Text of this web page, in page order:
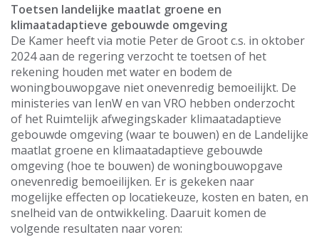
Toetsen landelijke maatlat groene en
klimaatadaptieve gebouwde omgeving
De Kamer heeft via motie Peter de Groot c.s. in oktober
2024 aan de regering verzocht te toetsen of het
rekening houden met water en bodem de
woningbouwopgave niet onevenredig bemoeilijkt. De
ministeries van IenW en van VRO hebben onderzocht
of het Ruimtelijk afwegingskader klimaatadaptieve
gebouwde omgeving (waar te bouwen) en de Landelijke
maatlat groene en klimaatadaptieve gebouwde
omgeving (hoe te bouwen) de woningbouwopgave
onevenredig bemoeilijken. Er is gekeken naar
mogelijke effecten op locatiekeuze, kosten en baten, en
snelheid van de ontwikkeling. Daaruit komen de
volgende resultaten naar voren: